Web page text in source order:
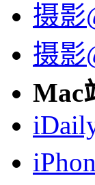
摄影
摄影
Mac